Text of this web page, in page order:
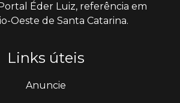
Éder Luiz, referência em
Oeste de Santa Catarina.
Links úteis
Anuncie